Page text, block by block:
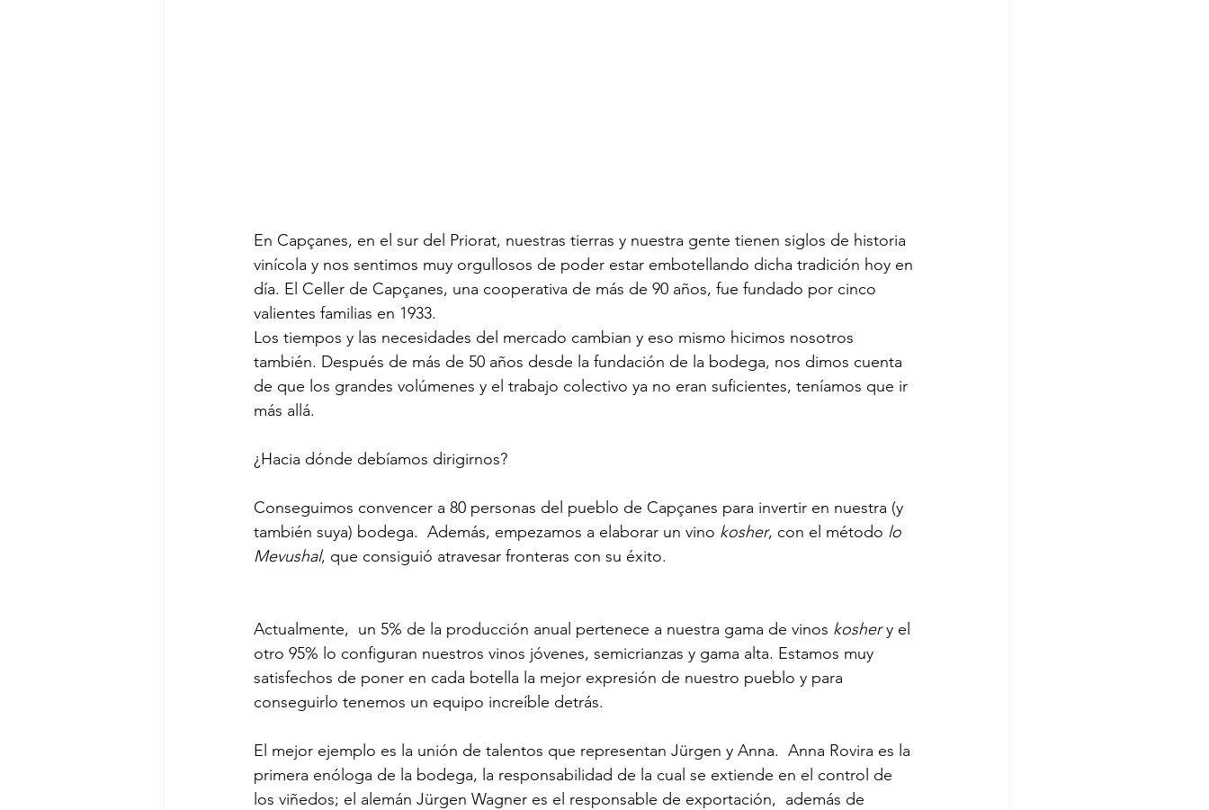
En Capçanes, en el sur del Priorat, nuestras tierras y nuestra gente tienen siglos de historia
vinícola y nos sentimos muy orgullosos de poder estar embotellando dicha tradición hoy en
día. El Celler de Capçanes, una cooperativa de más de 90 años, fue fundado por cinco
valientes familias en 1933.
Los tiempos y las necesidades del mercado cambian y eso mismo hicimos nosotros
también. Después de más de 50 años desde la fundación de la bodega, nos dimos cuenta
de que los grandes volúmenes y el trabajo colectivo ya no eran suficientes, teníamos que ir
más allá.
¿Hacia dónde debíamos dirigirnos?
Conseguimos convencer a 80 personas del pueblo de Capçanes para invertir en nuestra (y
también suya) bodega.  Además, empezamos a elaborar un vino kosher, con el método lo
Mevushal, que consiguió atravesar fronteras con su éxito.
Actualmente,  un 5% de la producción anual pertenece a nuestra gama de vinos kosher y el
otro 95% lo configuran nuestros vinos jóvenes, semicrianzas y gama alta. Estamos muy
satisfechos de poner en cada botella la mejor expresión de nuestro pueblo y para
conseguirlo tenemos un equipo increíble detrás.
El mejor ejemplo es la unión de talentos que representan Jürgen y Anna.  Anna Rovira es la
primera enóloga de la bodega, la responsabilidad de la cual se extiende en el control de
los viñedos; el alemán Jürgen Wagner es el responsable de exportación,  además de